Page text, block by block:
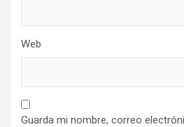
Web
Guarda mi nombre, correo